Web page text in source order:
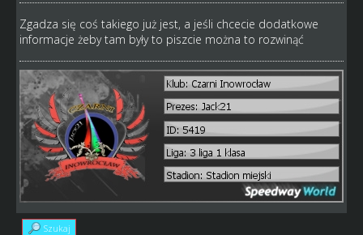
Zgadza się coś takiego już jest, a jeśli chcecie dodatkowe
informacje żeby tam były to piszcie można to rozwinąć
Szukaj